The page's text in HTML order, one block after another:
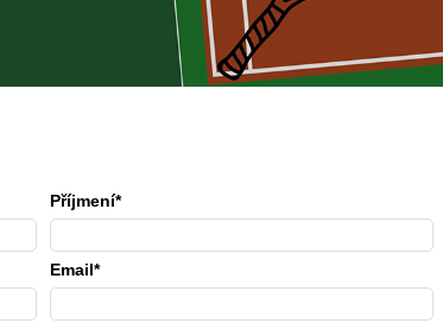
Příjmení*
Email*